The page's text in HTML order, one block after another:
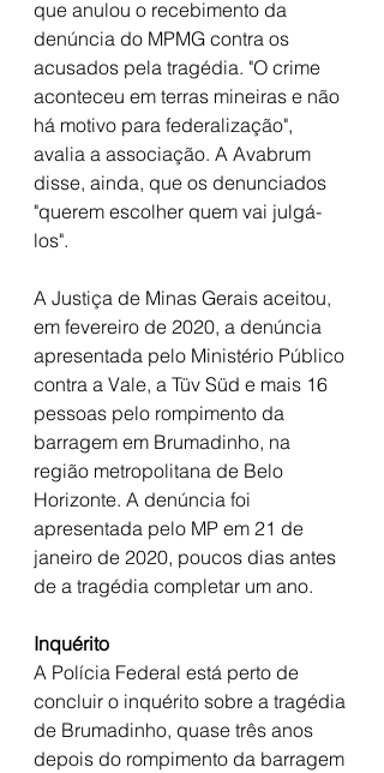
que anulou o recebimento da
denúncia do MPMG contra os
acusados pela tragédia. "O crime
aconteceu em terras mineiras e não
há motivo para federalização",
avalia a associação. A Avabrum
disse, ainda, que os denunciados
"querem escolher quem vai julgá-
los".
A Justiça de Minas Gerais aceitou,
em fevereiro de 2020, a denúncia
apresentada pelo Ministério Público
contra a Vale, a Tüv Süd e mais 16
pessoas pelo rompimento da
barragem em Brumadinho, na
região metropolitana de Belo
Horizonte. A denúncia foi
apresentada pelo MP em 21 de
janeiro de 2020, poucos dias antes
de a tragédia completar um ano.
Inquérito
A Polícia Federal está perto de
concluir o inquérito sobre a tragédia
de Brumadinho, quase três anos
depois do rompimento da barragem